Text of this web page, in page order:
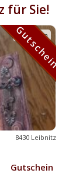
für Sie!
Gutschein
8430 Leibnitz
Gutschein
Gutschein